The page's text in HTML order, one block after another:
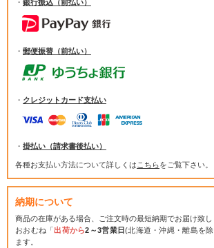
・ 銀行振込（前払い）
・ 郵便振替（前払い）
・ クレジットカード支払い
・ 掛払い（請求書後払い）
各種お支払い方法について詳しくは こちらをご覧下さい。
納期について
商品の在庫がある場合、ご注文時の最短納期でお届け致し
おおむね「出荷から2～3営業日(北海道・沖縄・離島を
ます。